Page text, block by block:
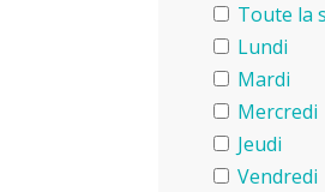
Toute la
Lundi
Mardi
Mercredi
Jeudi
Vendredi